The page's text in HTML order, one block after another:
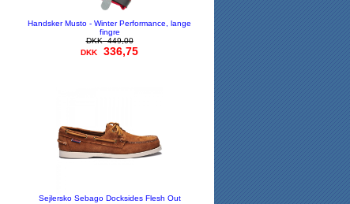
Handsker Musto - Winter Performance, lange
fingre
DKK449,00
DKK
336,75
Sejlersko Sebago Docksides Flesh Out